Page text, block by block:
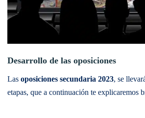
Desarrollo de las oposiciones
Las oposiciones secundaria 2023, se
etapas, que a continuación te explicaremos